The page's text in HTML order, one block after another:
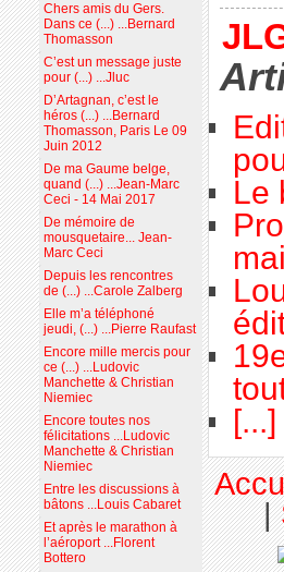
Le
[...]
Chers amis du Gers.
Dans ce (...) ...Bernard
Thomasson
C’est un message juste
pour (...) ...Jluc
D’Artagnan, c’est le
héros (...) ...Bernard
Thomasson, Paris Le 09
Juin 2012
De ma Gaume belge,
quand (...) ...Jean-Marc
Ceci - 14 Mai 2017
De mémoire de
mousquetaire... Jean-
Marc Ceci
Depuis les rencontres
de (...) ...Carole Zalberg
Elle m’a téléphoné
jeudi, (...) ...Pierre Raufast
Encore mille mercis pour
ce (...) ...Ludovic
Manchette & Christian
Niemiec
Encore toutes nos
félicitations ...Ludovic
Manchette & Christian
Niemiec
Entre les discussions à
bâtons ...Louis Cabaret
Et après le marathon à
l’aéroport ...Florent
Bottero
|